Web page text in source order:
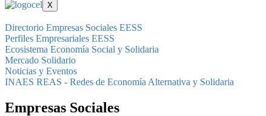
X
Directorio Empresas Sociales EESS
Perfiles Empresariales EESS
Ecosistema Economía Social y Solidaria
Mercado Solidario
Noticias y Eventos
INAES REAS - Redes de Economía Alternativa y Solidaria
Empresas Sociales